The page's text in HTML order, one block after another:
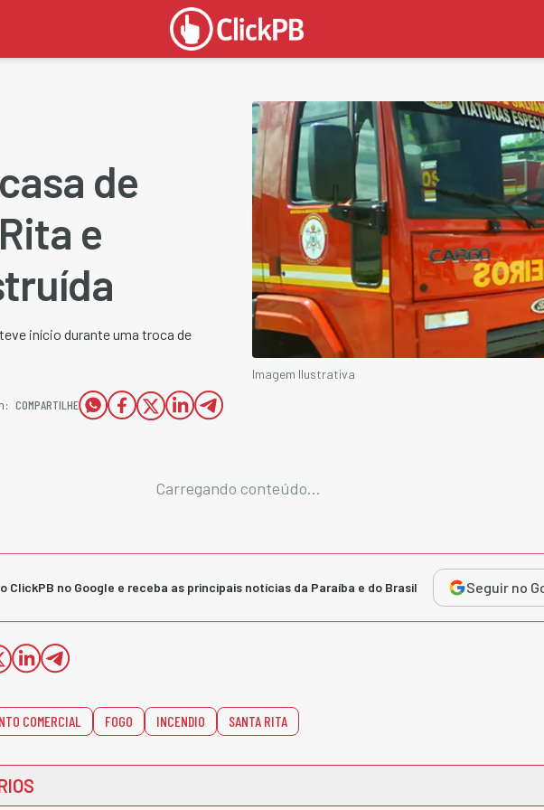
de
e
início durante uma troca de
COMPARTILHE
Imagem Ilustrativa
Carregando conteúdo...
ClickPB no Google e receba as principais notícias da Paraíba e do Brasil Seguir no
COMERCIAL FOGO INCENDIO SANTA RITA